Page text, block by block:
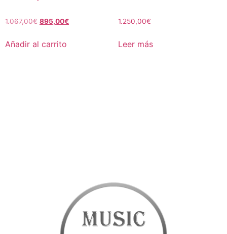
1.067,00€ 895,00€
Añadir al carrito
1.250,00€
Leer más